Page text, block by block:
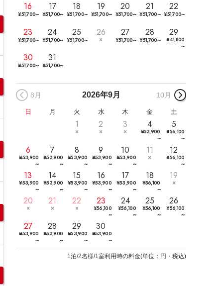
16
¥51,700~
17
¥51,700~
18
¥51,700~
19
¥51,700~
20
¥51,700~
21
¥51,700~
22
¥51,700~
23
¥51,700~
24
¥51,700~
25
¥51,700~
26 27
¥51,700~
28
¥51,700~
29
¥41,800
~
30
¥51,700~
31
¥51,700~
2026年9月
8月 10月
日 月 火 水 木 金 土
1 2 3 4
¥53,900
~
5
¥56,100
~
6
¥53,900
~
7
¥53,900
~
8
¥53,900
~
9
¥53,900
~
10
¥53,900
~
11 12
¥56,100
~
13
¥53,900
~
14
¥53,900
~
15
¥53,900
~
16
¥53,900
~
17
¥53,900
~
18
¥56,100
~
19
20 21 22 23
¥56,100
~
24
¥56,100
~
25
¥56,100
~
26
¥56,100
~
27
¥53,900
~
28
¥53,900
~
29
¥53,900
~
30
¥53,900
~
1泊/2名様/1室利用時の料金(単位：円・税込)